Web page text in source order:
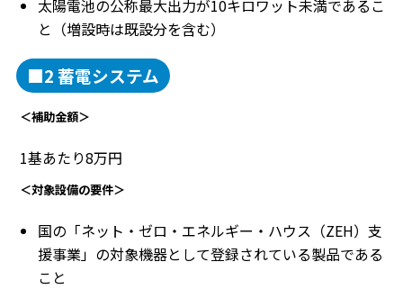
太陽電池の公称最大出力が10キロワット未満であるこ
と（増設時は既設分を含む）
■2 蓄電システム
＜補助金額＞
1基あたり8万円
＜対象設備の要件＞
国の「ネット・ゼロ・エネルギー・ハウス（ZEH）支
援事業」の対象機器として登録されている製品である
こと